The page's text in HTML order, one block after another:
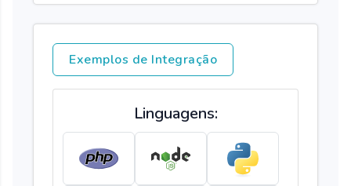
Exemplos de Integração
Linguagens: